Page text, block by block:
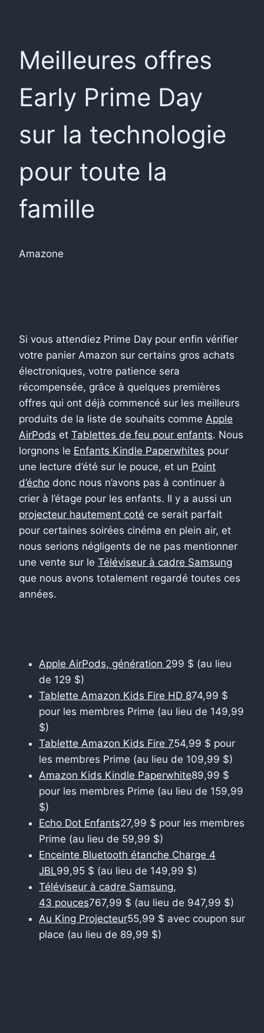
Meilleures offres
Early Prime Day
sur la technologie
pour toute la
famille
Amazone
Si vous attendiez Prime Day pour enfin vérifier
votre panier Amazon sur certains gros achats
électroniques, votre patience sera
récompensée, grâce à quelques premières
offres qui ont déjà commencé sur les meilleurs
produits de la liste de souhaits comme Apple
AirPods et Tablettes de feu pour enfants. Nous
lorgnons le Enfants Kindle Paperwhites pour
une lecture d’été sur le pouce, et un Point
d’écho donc nous n’avons pas à continuer à
crier à l’étage pour les enfants. Il y a aussi un
projecteur hautement coté ce serait parfait
pour certaines soirées cinéma en plein air, et
nous serions négligents de ne pas mentionner
une vente sur le Téléviseur à cadre Samsung
que nous avons totalement regardé toutes ces
années.
Apple AirPods, génération 299 $ (au lieu
de 129 $)
Tablette Amazon Kids Fire HD 874,99 $
pour les membres Prime (au lieu de 149,99
$)
Tablette Amazon Kids Fire 754,99 $ pour
les membres Prime (au lieu de 109,99 $)
Amazon Kids Kindle Paperwhite89,99 $
pour les membres Prime (au lieu de 159,99
$)
Echo Dot Enfants27,99 $ pour les membres
Prime (au lieu de 59,99 $)
Enceinte Bluetooth étanche Charge 4
JBL99,95 $ (au lieu de 149,99 $)
Téléviseur à cadre Samsung,
43 pouces767,99 $ (au lieu de 947,99 $)
Au King Projecteur55,99 $ avec coupon sur
place (au lieu de 89,99 $)